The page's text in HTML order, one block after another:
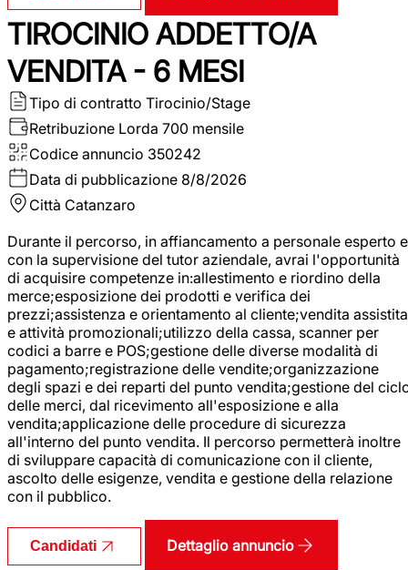
TIROCINIO ADDETTO/A
VENDITA - 6 MESI
Tipo di contratto Tirocinio/Stage
Retribuzione Lorda 700 mensile
Codice annuncio 350242
Data di pubblicazione 8/8/2026
Città Catanzaro
Durante il percorso, in affiancamento a personale esperto e
con la supervisione del tutor aziendale, avrai l'opportunità
di acquisire competenze in:allestimento e riordino della
merce;esposizione dei prodotti e verifica dei
prezzi;assistenza e orientamento al cliente;vendita assistita
e attività promozionali;utilizzo della cassa, scanner per
codici a barre e POS;gestione delle diverse modalità di
pagamento;registrazione delle vendite;organizzazione
degli spazi e dei reparti del punto vendita;gestione del
delle merci, dal ricevimento all'esposizione e alla
vendita;applicazione delle procedure di sicurezza
all'interno del punto vendita. Il percorso permetterà inoltre
di sviluppare capacità di comunicazione con il cliente,
ascolto delle esigenze, vendita e gestione della relazione
con il pubblico.
Candidati Dettaglio annuncio